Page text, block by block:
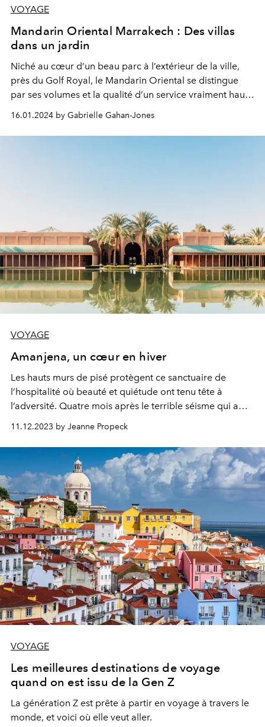
VOYAGE
Mandarin Oriental Marrakech : Des villas
dans un jardin
Niché au cœur d’un beau parc à l’extérieur de la ville,
près du Golf Royal, le Mandarin Oriental se distingue
par ses volumes et la qualité d’un service vraiment haut
de gamme...
16.01.2024 by Gabrielle Gahan-Jones
VOYAGE
Amanjena, un cœur en hiver
Les hauts murs de pisé protègent ce sanctuaire de
l’hospitalité où beauté et quiétude ont tenu tête à
l’adversité. Quatre mois après le terrible séisme qui a
meurtri Marrakech et sa région, il est temps de retourner
goûter à cet art de vivre marocain sublimé par le savoir-
faire Aman.
11.12.2023 by Jeanne Propeck
VOYAGE
Les meilleures destinations de voyage
quand on est issu de la Gen Z
La génération Z est prête à partir en voyage à travers le
monde, et voici où elle veut aller.